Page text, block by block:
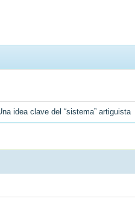
idea clave del “sistema” artiguista